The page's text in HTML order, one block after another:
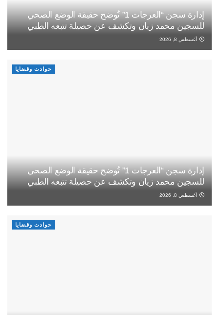
إدارة سجن “العرجات 1” تُوضح حقيقة الوضع الصحي
للسجين محمد زيان وتكشف عن حصيلة تتبعه الطبي
أغسطس 8, 2026
حوادث وقضايا
إدارة سجن “العرجات 1” تُوضح حقيقة الوضع الصحي
للسجين محمد زيان وتكشف عن حصيلة تتبعه الطبي
أغسطس 8, 2026
حوادث وقضايا